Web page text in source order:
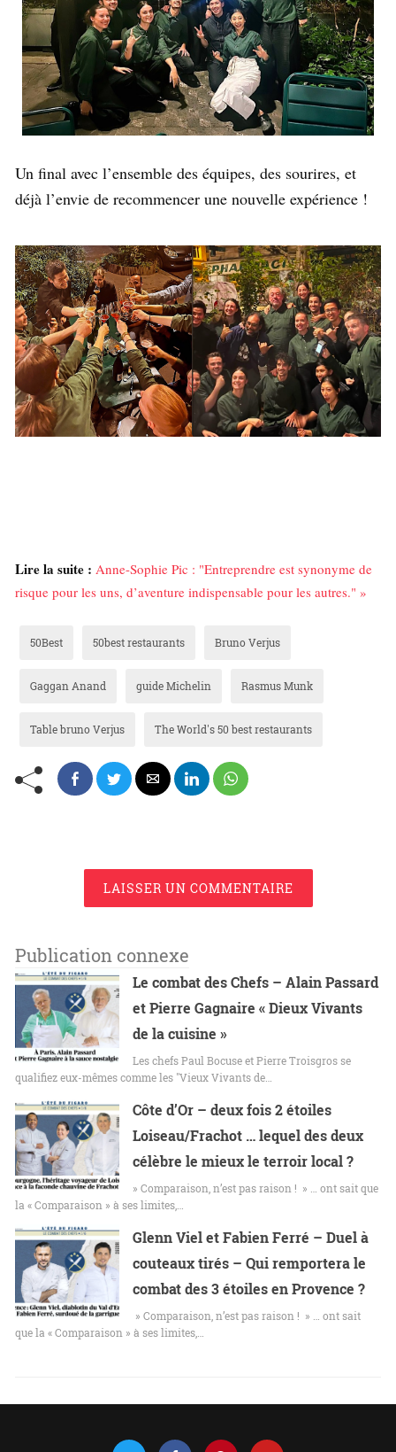
Un final avec l’ensemble des équipes, des sourires, et
déjà l’envie de recommencer une nouvelle expérience !
Lire la suite : Anne-Sophie Pic : "Entreprendre est synonyme de
risque pour les uns, d’aventure indispensable pour les autres." »
50Best 50best restaurants Bruno Verjus
Gaggan Anand guide Michelin Rasmus Munk
Table bruno Verjus The World's 50 best restaurants
LAISSER UN COMMENTAIRE
Publication connexe
Le combat des Chefs – Alain Passard
et Pierre Gagnaire « Dieux Vivants
de la cuisine »
Les chefs Paul Bocuse et Pierre Troisgros se
qualifiez eux-mêmes comme les "Vieux Vivants de…
Côte d’Or – deux fois 2 étoiles
Loiseau/Frachot … lequel des deux
célèbre le mieux le terroir local ?
» Comparaison, n’est pas raison ! » … ont sait que
la « Comparaison » à ses limites,…
Glenn Viel et Fabien Ferré – Duel à
couteaux tirés – Qui remportera le
combat des 3 étoiles en Provence ?
» Comparaison, n’est pas raison ! » … ont sait
que la « Comparaison » à ses limites,…